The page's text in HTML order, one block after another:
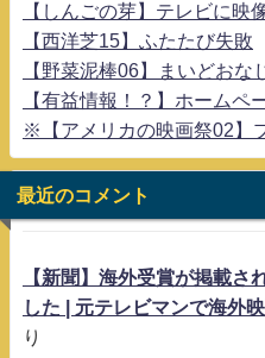
【しんごの芽】テレビに映
【西洋芝15】ふたたび失敗
【野菜泥棒06】まいどおな
【有益情報！？】ホームペ
※【アメリカの映画祭02】
最近のコメント
【新聞】海外受賞が掲載さ
した | 元テレビマンで海外
り